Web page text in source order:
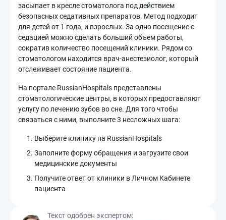
засыпает в кресле стоматолога под действием
безопасных седативных препаратов. Метод подходит
для детей от 1 года, и взрослых. За одно посещение с
седацией можно сделать больший объем работы,
сократив количество посещений клиники. Рядом со
стоматологом находится врач-анестезиолог, который
отслеживает состояние пациента.
На портале RussianHospitals представлены
стоматологические центры, в которых предоставляют
услугу по лечению зубов во сне. Для того чтобы
связаться с ними, выполните 3 несложных шага:
Выберите клинику на RussianHospitals
Заполните форму обращения и загрузите свои
медицинские документы
Получите ответ от клиники в Личном Кабинете
пациента
Текст одобрен экспертом: